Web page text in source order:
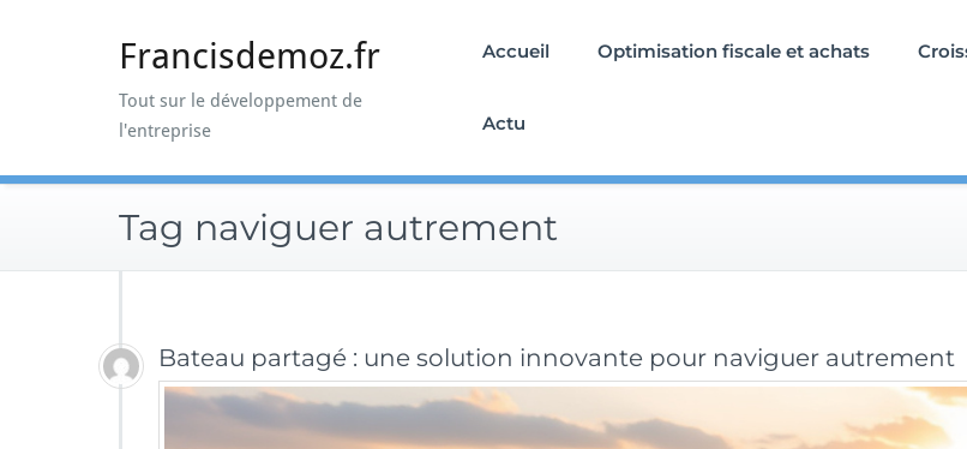
Francisdemoz.fr
Tout sur le développement de
l'entreprise
Accueil Optimisation fiscale et achats
Actu
Tag naviguer autrement
Bateau partagé : une solution innovante pour naviguer autrement